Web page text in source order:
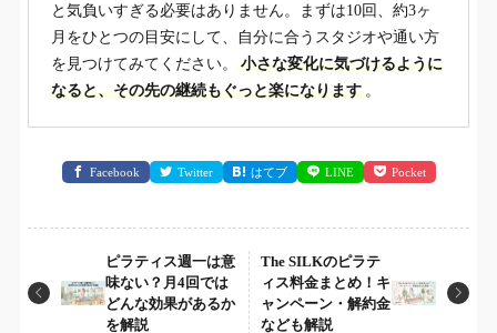
と気負いすぎる必要はありません。まずは10回、約3ヶ
月をひとつの目安にして、自分に合うスタジオや通い方
を見つけてみてください。
小さな変化に気づけるように
なると、その先の継続もぐっと楽になります 。
Facebook Twitter はてブ LINE Pocket
ピラティス週一は意
味ない？月4回では
どんな効果があるか
を解説
The SILKのピラテ
ィス料金まとめ！キ
ャンペーン・解約金
なども解説